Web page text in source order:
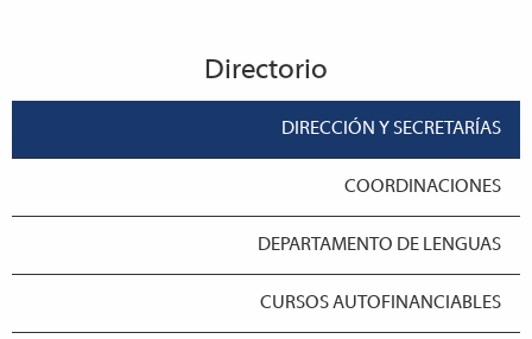
Directorio
DIRECCIÓN Y SECRETARÍAS
COORDINACIONES
DEPARTAMENTO DE LENGUAS
CURSOS AUTOFINANCIABLES